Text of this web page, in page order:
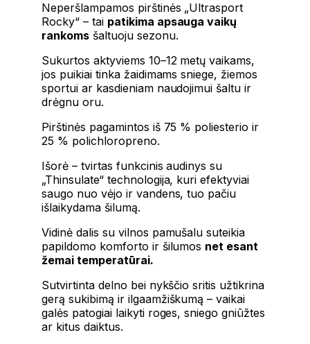
Neperšlampamos pirštinės „Ultrasport
Rocky“ – tai patikima apsauga vaikų
rankomsšaltuoju sezonu.
Sukurtos aktyviems 10–12 metų vaikams,
jos puikiai tinka žaidimams sniege, žiemos
sportui ar kasdieniam naudojimui šaltu ir
drėgnu oru.
Pirštinės pagamintos iš 75 % poliesterio ir
25 % polichloropreno.
Išorė – tvirtas funkcinis audinys su
„Thinsulate“ technologija, kuri efektyviai
saugo nuo vėjo ir vandens, tuo pačiu
išlaikydama šilumą.
Vidinė dalis su vilnos pamušalu suteikia
papildomo komforto ir šilumos net esant
žemai temperatūrai.
Sutvirtinta delno bei nykščio sritis užtikrina
gerą sukibimą ir ilgaamžiškumą – vaikai
galės patogiai laikyti roges, sniego gniūžtes
ar kitus daiktus.